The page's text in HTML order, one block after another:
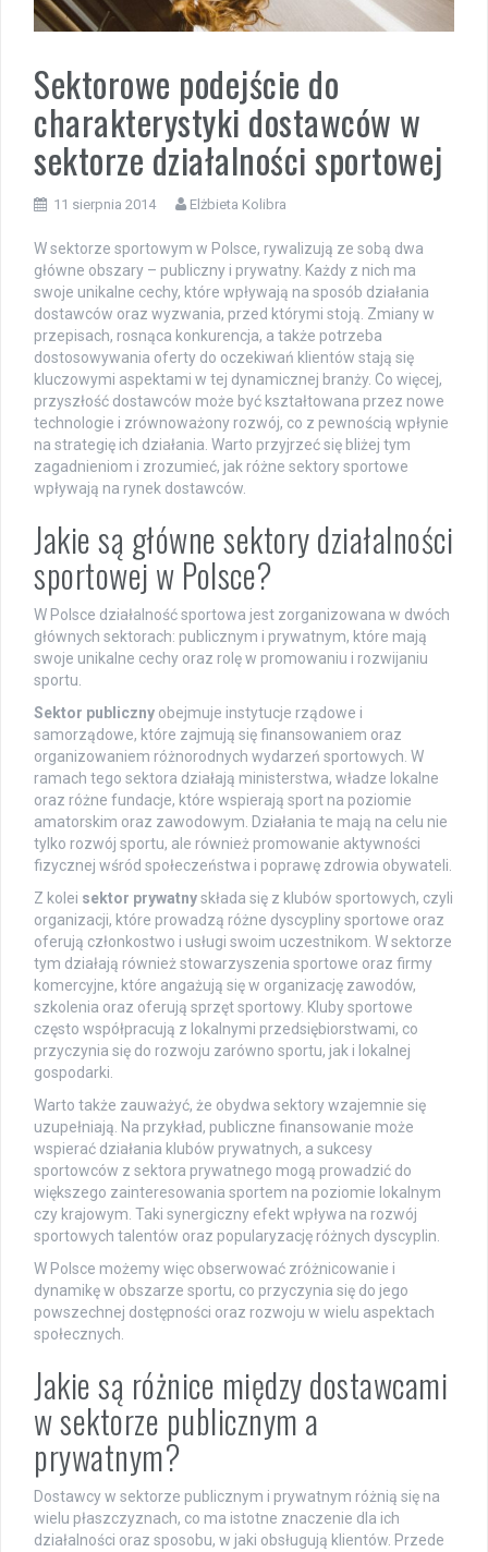
Sektorowe podejście do
charakterystyki dostawców w
sektorze działalności sportowej
11 sierpnia 2014 Elżbieta Kolibra
W sektorze sportowym w Polsce, rywalizują ze sobą dwa
główne obszary – publiczny i prywatny. Każdy z nich ma
swoje unikalne cechy, które wpływają na sposób działania
dostawców oraz wyzwania, przed którymi stoją. Zmiany w
przepisach, rosnąca konkurencja, a także potrzeba
dostosowywania oferty do oczekiwań klientów stają się
kluczowymi aspektami w tej dynamicznej branży. Co więcej,
przyszłość dostawców może być kształtowana przez nowe
technologie i zrównoważony rozwój, co z pewnością wpłynie
na strategię ich działania. Warto przyjrzeć się bliżej tym
zagadnieniom i zrozumieć, jak różne sektory sportowe
wpływają na rynek dostawców.
Jakie są główne sektory działalności
sportowej w Polsce?
W Polsce działalność sportowa jest zorganizowana w dwóch
głównych sektorach: publicznym i prywatnym, które mają
swoje unikalne cechy oraz rolę w promowaniu i rozwijaniu
sportu.
Sektor publiczny obejmuje instytucje rządowe i
samorządowe, które zajmują się finansowaniem oraz
organizowaniem różnorodnych wydarzeń sportowych. W
ramach tego sektora działają ministerstwa, władze lokalne
oraz różne fundacje, które wspierają sport na poziomie
amatorskim oraz zawodowym. Działania te mają na celu nie
tylko rozwój sportu, ale również promowanie aktywności
fizycznej wśród społeczeństwa i poprawę zdrowia obywateli.
Z kolei sektor prywatnyskłada się z klubów sportowych, czyli
organizacji, które prowadzą różne dyscypliny sportowe oraz
oferują członkostwo i usługi swoim uczestnikom. W sektorze
tym działają również stowarzyszenia sportowe oraz firmy
komercyjne, które angażują się w organizację zawodów,
szkolenia oraz oferują sprzęt sportowy. Kluby sportowe
często współpracują z lokalnymi przedsiębiorstwami, co
przyczynia się do rozwoju zarówno sportu, jak i lokalnej
gospodarki.
Warto także zauważyć, że obydwa sektory wzajemnie się
uzupełniają. Na przykład, publiczne finansowanie może
wspierać działania klubów prywatnych, a sukcesy
sportowców z sektora prywatnego mogą prowadzić do
większego zainteresowania sportem na poziomie lokalnym
czy krajowym. Taki synergiczny efekt wpływa na rozwój
sportowych talentów oraz popularyzację różnych dyscyplin.
W Polsce możemy więc obserwować zróżnicowanie i
dynamikę w obszarze sportu, co przyczynia się do jego
powszechnej dostępności oraz rozwoju w wielu aspektach
społecznych.
Jakie są różnice między dostawcami
w sektorze publicznym a
prywatnym?
Dostawcy w sektorze publicznym i prywatnym różnią się na
wielu płaszczyznach, co ma istotne znaczenie dla ich
działalności oraz sposobu, w jaki obsługują klientów. Przede